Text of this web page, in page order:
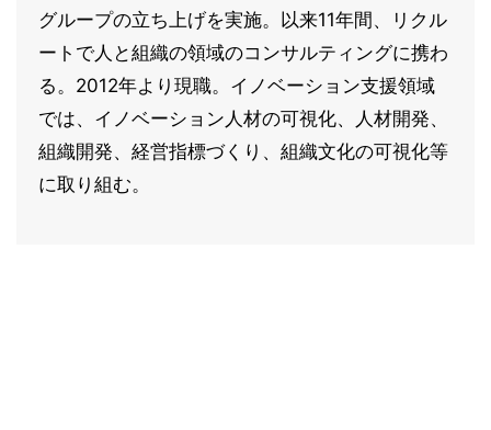
グループの立ち上げを実施。以来11年間、リクル
ートで人と組織の領域のコンサルティングに携わ
る。2012年より現職。イノベーション支援領域
では、イノベーション人材の可視化、人材開発、
組織開発、経営指標づくり、組織文化の可視化等
に取り組む。